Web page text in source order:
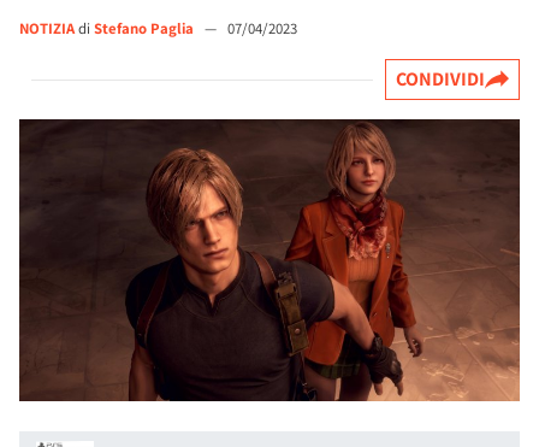
NOTIZIAdi Stefano Paglia — 07/04/2023
CONDIVIDI